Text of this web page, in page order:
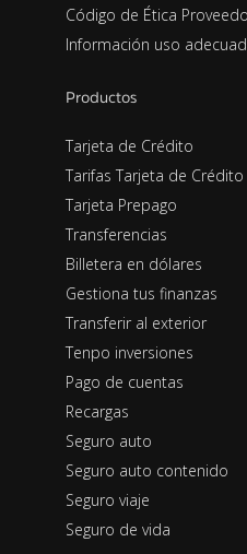
Código de Ética
Información uso
Productos
Tarjeta de Crédito
Tarifas Tarjeta de Crédito
Tarjeta Prepago
Transferencias
Billetera en dólares
Gestiona tus finanzas
Transferir al exterior
Tenpo inversiones
Pago de cuentas
Recargas
Seguro auto
Seguro auto contenido
Seguro viaje
Seguro de vida